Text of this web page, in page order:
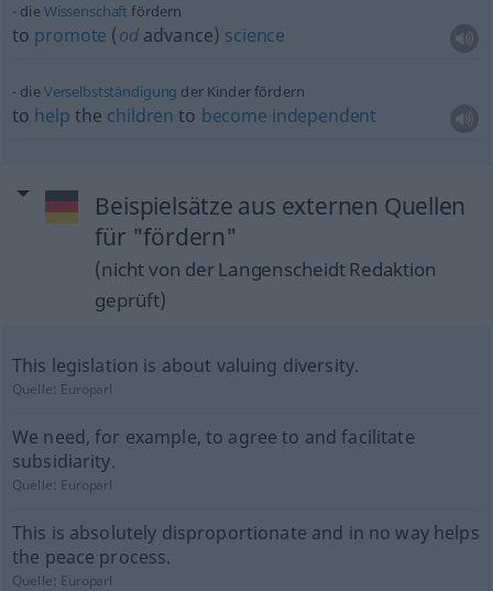
dieWissenschaft fördern
to promote (odadvance) science
dieVerselbstständigung der Kinder fördern
to help the children to become independent
Beispielsätze aus externen Quellen
für "fördern"
(nicht von der Langenscheidt Redaktion
geprüft)
This legislation is about valuing diversity.
Quelle: Europarl
We need, for example, to agree to and facilitate
subsidiarity.
Quelle: Europarl
This is absolutely disproportionate and in no way helps
the peace process.
Quelle: Europarl